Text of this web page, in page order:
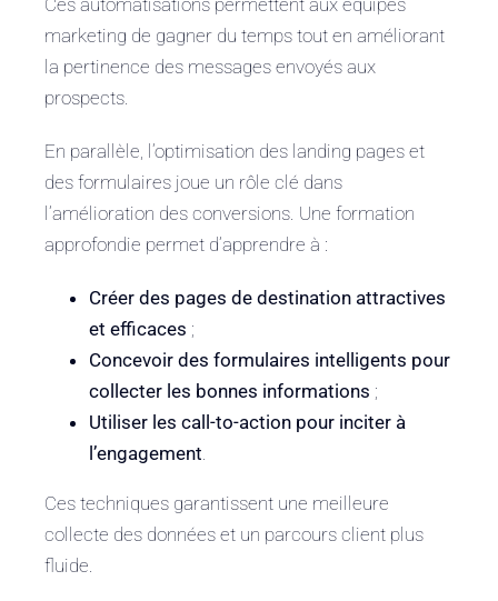
marketing de gagner du temps tout en améliorant
la pertinence des messages envoyés aux
prospects.
En parallèle, l’optimisation des landing pages et
des formulaires joue un rôle clé dans
l’amélioration des conversions. Une formation
approfondie permet d’apprendre à :
Créer des pages de destination attractives
et efficaces ;
Concevoir des formulaires intelligents pour
collecter les bonnes informations ;
Utiliser les call-to-action pour inciter à
l’engagement
Ces techniques garantissent une meilleure
collecte des données et un parcours client plus
fluide.